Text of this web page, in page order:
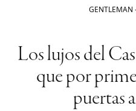
GENTLEMAN
Los lujos del
que por
puertas